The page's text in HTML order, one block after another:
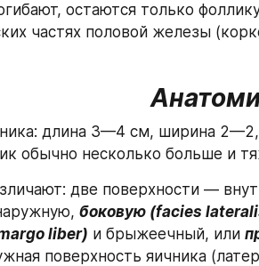
остаются только
частях половой железы
длина 3—4 см, ширина
обычно несколько больше и
две поверхности —
боковую (facies
liber) и брыжеечный, или
поверхность яичника